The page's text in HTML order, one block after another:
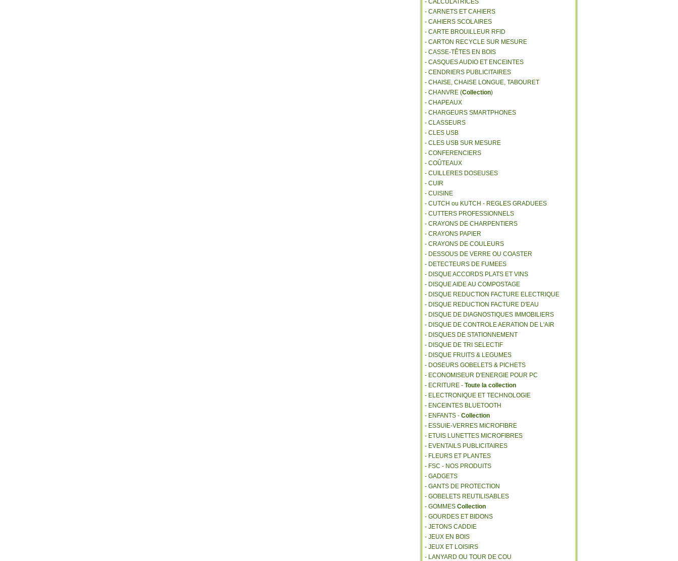
- CALCULATRICES
- CARNETS ET CAHIERS
- CAHIERS SCOLAIRES
- CARTE BROUILLEUR RFID
- CARTON RECYCLE SUR MESURE
- CASSE-TÊTES EN BOIS
- CASQUES AUDIO ET ENCEINTES
- CENDRIERS PUBLICITAIRES
- CHAISE, CHAISE LONGUE, TABOURET
- CHANVRE (Collection)
- CHAPEAUX
- CHARGEURS SMARTPHONES
- CLASSEURS
- CLES USB
- CLES USB SUR MESURE
- CONFERENCIERS
- COÛTEAUX
- CUILLERES DOSEUSES
- CUIR
- CUISINE
- CUTCH ou KUTCH - REGLES GRADUEES
- CUTTERS PROFESSIONNELS
- CRAYONS DE CHARPENTIERS
- CRAYONS PAPIER
- CRAYONS DE COULEURS
- DESSOUS DE VERRE OU COASTER
- DETECTEURS DE FUMEES
- DISQUE ACCORDS PLATS ET VINS
- DISQUE AIDE AU COMPOSTAGE
- DISQUE REDUCTION FACTURE ELECTRIQUE
- DISQUE REDUCTION FACTURE D'EAU
- DISQUE DE DIAGNOSTIQUES IMMOBILIERS
- DISQUE DE CONTROLE AERATION DE L'AIR
- DISQUES DE STATIONNEMENT
- DISQUE DE TRI SELECTIF
- DISQUE FRUITS & LEGUMES
- DOSEURS GOBELETS & PICHETS
- ECONOMISEUR D'ENERGIE POUR PC
- ECRITURE - Toute la collection
- ELECTRONIQUE ET TECHNOLOGIE
- ENCEINTES BLUETOOTH
- ENFANTS - Collection
- ESSUIE-VERRES MICROFIBRE
- ETUIS LUNETTES MICROFIBRES
- EVENTAILS PUBLICITAIRES
- FLEURS ET PLANTES
- FSC - NOS PRODUITS
- GADGETS
- GANTS DE PROTECTION
- GOBELETS REUTILISABLES
- GOMMES Collection
- GOURDES ET BIDONS
- JETONS CADDIE
- JEUX EN BOIS
- JEUX ET LOISIRS
- LANYARD OU TOUR DE COU